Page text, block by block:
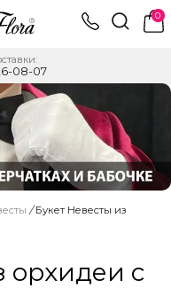
0
08-07
/ Букет Невесты из
орхидеи с